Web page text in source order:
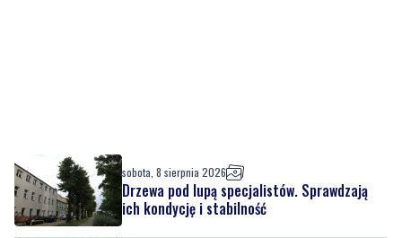
sobota, 8 sierpnia 2026
Drzewa pod lupą specjalistów. Sprawdzają
ich kondycję i stabilność